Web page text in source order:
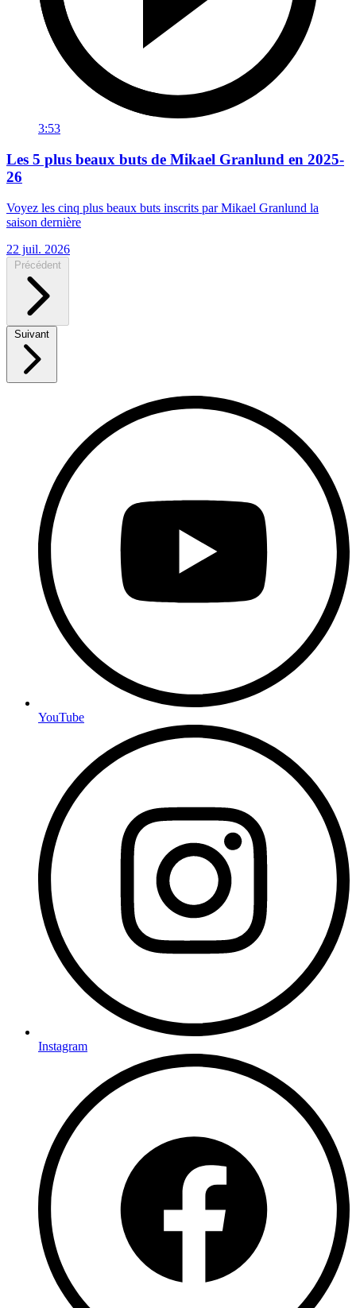
3:53
Les 5 plus beaux buts de Mikael Granlund en 2025-
26
Voyez les cinq plus beaux buts inscrits par Mikael Granlund la
saison dernière
22 juil. 2026
Précédent
Suivant
YouTube
Instagram